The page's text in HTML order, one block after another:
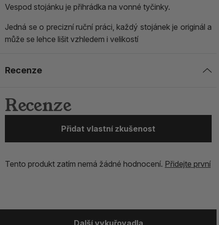
Vespod stojánku je přihrádka na vonné tyčinky.
Jedná se o precizní ruční práci, každý stojánek je originál a
může se lehce lišit vzhledem i velikostí
Recenze
Recenze
Přidat vlastní zkušenost
Tento produkt zatím nemá žádné hodnocení. Přidejte první
Další vykuřovadla